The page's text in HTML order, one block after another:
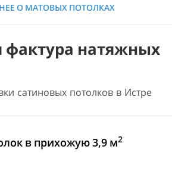
О МАТОВЫХ ПОТОЛКАХ
фактура натяжных
сатиновых потолков в Истре
в прихожую 3,9 м2